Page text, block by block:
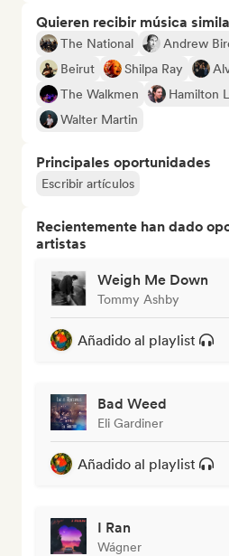
Quieren recibir música
The National Andrew
Beirut
Shilpa Ray
The Walkmen
Hamilton
Walter Martin
Principales oportunidades
Escribir artículos
Recientemente han dado
artistas
Weigh Me Down
Tommy Ashby
Añadido al playlist
Bad Weed
Eli Gardiner
Añadido al playlist
I Ran
Wágner